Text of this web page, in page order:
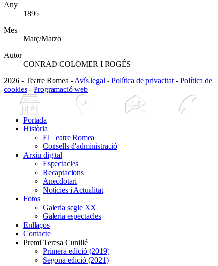
Any
1896
Mes
Març/Marzo
Autor
CONRAD COLOMER I ROGÉS
2026 - Teatre Romea - Avís legal - Política de privacitat - Política de
cookies - Programació web
Portada
Història
El Teatre Romea
Consells d'administració
Arxiu digital
Espectacles
Recaptacions
Anecdotari
Notícies i Actualitat
Fotos
Galeria segle XX
Galeria espectacles
Enllaços
Contacte
Premi Teresa Cunillé
Primera edició (2019)
Segona edició (2021)